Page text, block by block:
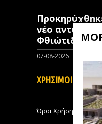
νέo
Φθιώτιδα
07-08-2026
ΧΡΗΣΙΜΟΙ
Όροι Χρήσης